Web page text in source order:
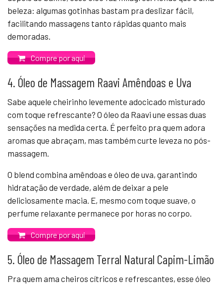
beleza: algumas gotinhas bastam pra deslizar fácil,
facilitando massagens tanto rápidas quanto mais
demoradas.
Compre por aqui
4. Óleo de Massagem Raavi Amêndoas e Uva
Sabe aquele cheirinho levemente adocicado misturado
com toque refrescante? O óleo da Raavi une essas duas
sensações na medida certa. É perfeito pra quem adora
aromas que abraçam, mas também curte leveza no pós-
massagem.
O blend combina amêndoas e óleo de uva, garantindo
hidratação de verdade, além de deixar a pele
deliciosamente macia. E, mesmo com toque suave, o
perfume relaxante permanece por horas no corpo.
Compre por aqui
5. Óleo de Massagem Terral Natural Capim-Limão
Pra quem ama cheiros cítricos e refrescantes, esse óleo